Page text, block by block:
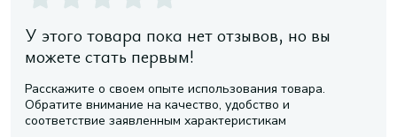
У этого товара пока нет отзывов, но вы
можете стать первым!
Расскажите о своем опыте использования товара.
Обратите внимание на качество, удобство и
соответствие заявленным характеристикам